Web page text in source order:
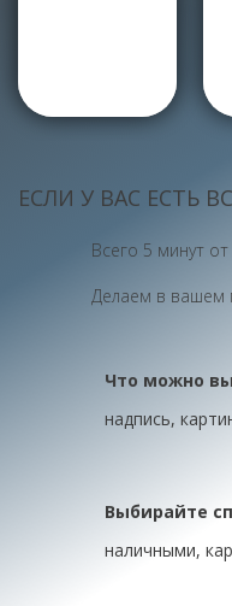
ЕСЛИ У ВАС ЕСТЬ
Всего 5 минут
Делаем в вашем
Что можно
надпись,
Выбирайте
наличными,